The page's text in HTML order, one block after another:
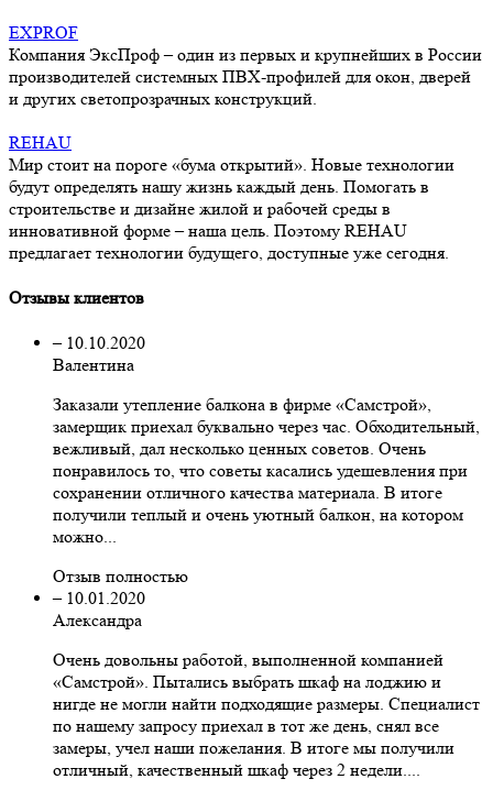
EXPROF
Компания ЭксПроф – один из первых и крупнейших в России
производителей системных ПВХ-профилей для окон, дверей
и других светопрозрачных конструкций.
REHAU
Мир стоит на пороге «бума открытий». Новые технологии
будут определять нашу жизнь каждый день. Помогать в
строительстве и дизайне жилой и рабочей среды в
инновативной форме – наша цель. Поэтому REHAU
предлагает технологии будущего, доступные уже сегодня.
Отзывы клиентов
– 10.10.2020
Валентина
Заказали утепление балкона в фирме «Самстрой»,
замерщик приехал буквально через час. Обходительный,
вежливый, дал несколько ценных советов. Очень
понравилось то, что советы касались удешевления при
сохранении отличного качества материала. В итоге
получили теплый и очень уютный балкон, на котором
можно...
Отзыв полностью
– 10.01.2020
Александра
Очень довольны работой, выполненной компанией
«Самстрой». Пытались выбрать шкаф на лоджию и
нигде не могли найти подходящие размеры. Специалист
по нашему запросу приехал в тот же день, снял все
замеры, учел наши пожелания. В итоге мы получили
отличный, качественный шкаф через 2 недели....